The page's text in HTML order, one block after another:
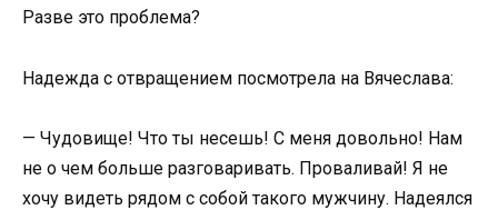
Разве это проблема?
Надежда с отвращением посмотрела на Вячеслава:
— Чудовище! Что ты несешь! С меня довольно! Нам
не о чем больше разговаривать. Проваливай! Я не
хочу видеть рядом с собой такого мужчину. Надеялся